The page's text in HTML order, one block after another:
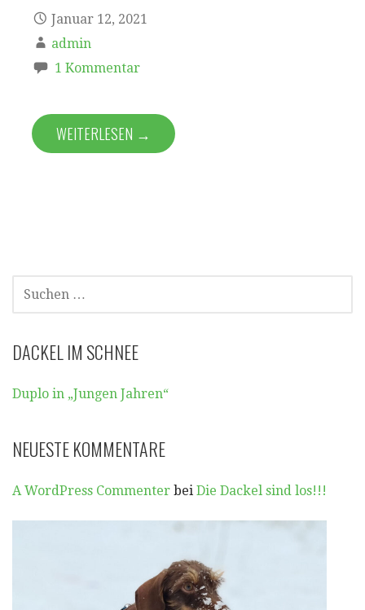
Januar 12, 2021
admin
1 Kommentar
WEITERLESEN →
NACH:
DACKEL IM SCHNEE
Duplo in „Jungen Jahren“
NEUESTE KOMMENTARE
A WordPress Commenter bei Die Dackel sind los!!!